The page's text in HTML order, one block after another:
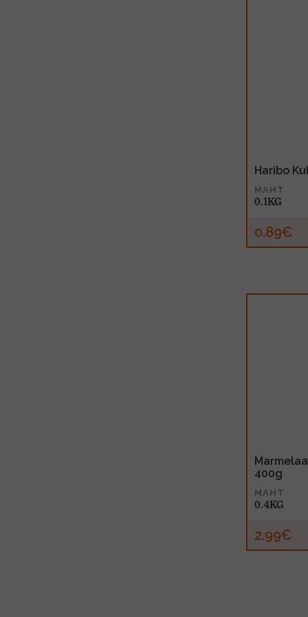
Haribo
MAHT
0.1KG
0.89€
400g
MAHT
0.4KG
2.99€